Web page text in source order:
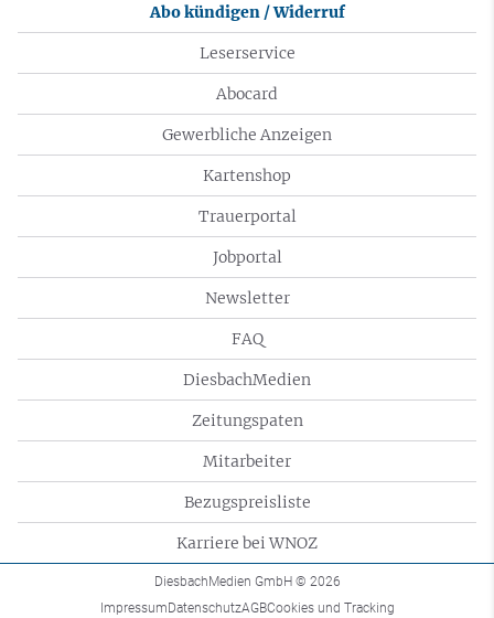
Abo kündigen / Widerruf
Leserservice
Abocard
Gewerbliche Anzeigen
Kartenshop
Trauerportal
Jobportal
Newsletter
FAQ
DiesbachMedien
Zeitungspaten
Mitarbeiter
Bezugspreisliste
Karriere bei WNOZ
DiesbachMedien GmbH © 2026
ImpressumDatenschutzAGBCookies und Tracking